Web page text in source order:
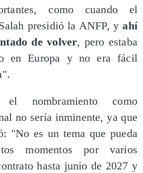
como cuando el
presidió la ANFP, yahí
de volver, pero estaba
en Europa y no era fácil
el nombramiento como
no sería inminente, ya que
"No es un tema que pueda
momentos por varios
hasta junio de 2027 y